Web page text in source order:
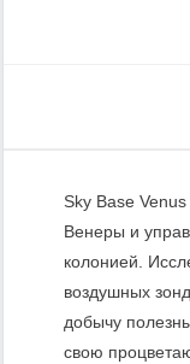
Sky Base
Венеры и
колонией.
воздушных
добычу
свою